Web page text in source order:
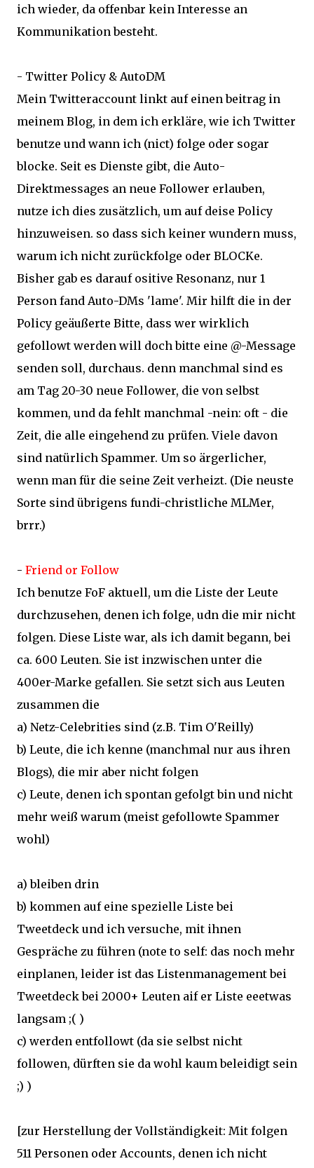
ich wieder, da offenbar kein Interesse an
Kommunikation besteht.
- Twitter Policy & AutoDM
Mein Twitteraccount linkt auf einen beitrag in
meinem Blog, in dem ich erkläre, wie ich Twitter
benutze und wann ich (nict) folge oder sogar
blocke. Seit es Dienste gibt, die Auto-
Direktmessages an neue Follower erlauben,
nutze ich dies zusätzlich, um auf deise Policy
hinzuweisen. so dass sich keiner wundern muss,
warum ich nicht zurückfolge oder BLOCKe.
Bisher gab es darauf ositive Resonanz, nur 1
Person fand Auto-DMs 'lame'. Mir hilft die in der
Policy geäußerte Bitte, dass wer wirklich
gefollowt werden will doch bitte eine @-Message
senden soll, durchaus. denn manchmal sind es
am Tag 20-30 neue Follower, die von selbst
kommen, und da fehlt manchmal -nein: oft - die
Zeit, die alle eingehend zu prüfen. Viele davon
sind natürlich Spammer. Um so ärgerlicher,
wenn man für die seine Zeit verheizt. (Die neuste
Sorte sind übrigens fundi-christliche MLMer,
brrr.)
- Friend or Follow
Ich benutze FoF aktuell, um die Liste der Leute
durchzusehen, denen ich folge, udn die mir nicht
folgen. Diese Liste war, als ich damit begann, bei
ca. 600 Leuten. Sie ist inzwischen unter die
400er-Marke gefallen. Sie setzt sich aus Leuten
zusammen die
a) Netz-Celebrities sind (z.B. Tim O'Reilly)
b) Leute, die ich kenne (manchmal nur aus ihren
Blogs), die mir aber nicht folgen
c) Leute, denen ich spontan gefolgt bin und nicht
mehr weiß warum (meist gefollowte Spammer
wohl)
a) bleiben drin
b) kommen auf eine spezielle Liste bei
Tweetdeck und ich versuche, mit ihnen
Gespräche zu führen (note to self: das noch mehr
einplanen, leider ist das Listenmanagement bei
Tweetdeck bei 2000+ Leuten aif er Liste eeetwas
langsam ;( )
c) werden entfollowt (da sie selbst nicht
followen, dürften sie da wohl kaum beleidigt sein
;) )
[zur Herstellung der Vollständigkeit: Mit folgen
511 Personen oder Accounts, denen ich nicht